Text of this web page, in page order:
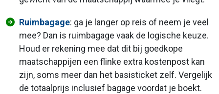
Ruimbagage: ga je langer op reis of neem je veel
mee? Dan is ruimbagage vaak de logische keuze.
Houd er rekening mee dat dit bij goedkope
maatschappijen een flinke extra kostenpost kan
zijn, soms meer dan het basisticket zelf. Vergelijk
de totaalprijs inclusief bagage voordat je boekt.